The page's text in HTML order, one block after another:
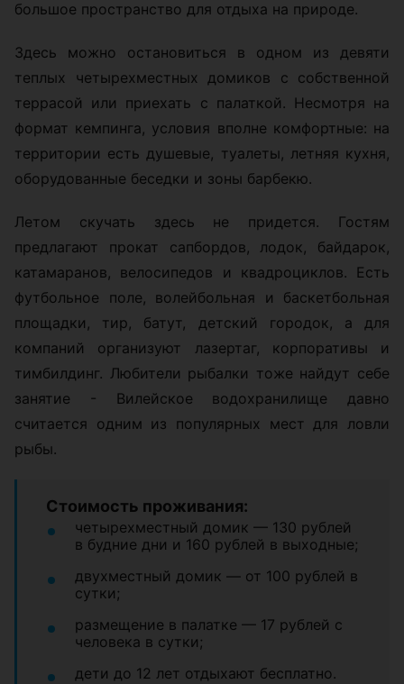
большое пространство для отдыха на природе.
Здесь можно остановиться в одном из девяти
теплых четырехместных домиков с собственной
террасой или приехать с палаткой. Несмотря на
формат кемпинга, условия вполне комфортные: на
территории есть душевые, туалеты, летняя кухня,
оборудованные беседки и зоны барбекю.
Летом скучать здесь не придется. Гостям
предлагают прокат сапбордов, лодок, байдарок,
катамаранов, велосипедов и квадроциклов. Есть
футбольное поле, волейбольная и баскетбольная
площадки, тир, батут, детский городок, а для
компаний организуют лазертаг, корпоративы и
тимбилдинг. Любители рыбалки тоже найдут себе
занятие - Вилейское водохранилище давно
считается одним из популярных мест для ловли
рыбы.
Стоимость проживания:
четырехместный домик — 130 рублей
в будние дни и 160 рублей в выходные;
двухместный домик — от 100 рублей в
сутки;
размещение в палатке — 17 рублей с
человека в сутки;
дети до 12 лет отдыхают бесплатно.